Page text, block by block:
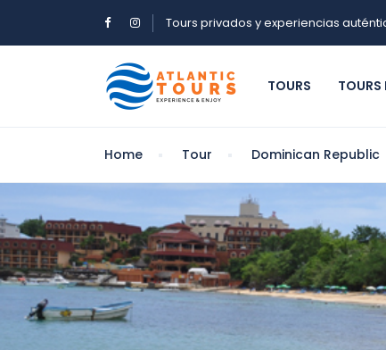
Tours privados y experiencias
TOURS TOURS
Home Tour Dominican Republic